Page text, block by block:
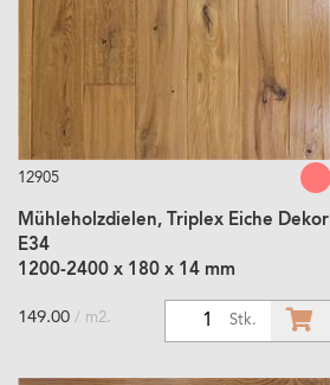
12905
Mühleholzdielen, Triplex Eiche Dekor
E34
1200-2400 x 180 x 14 mm
Stk.
149.00 / m2.